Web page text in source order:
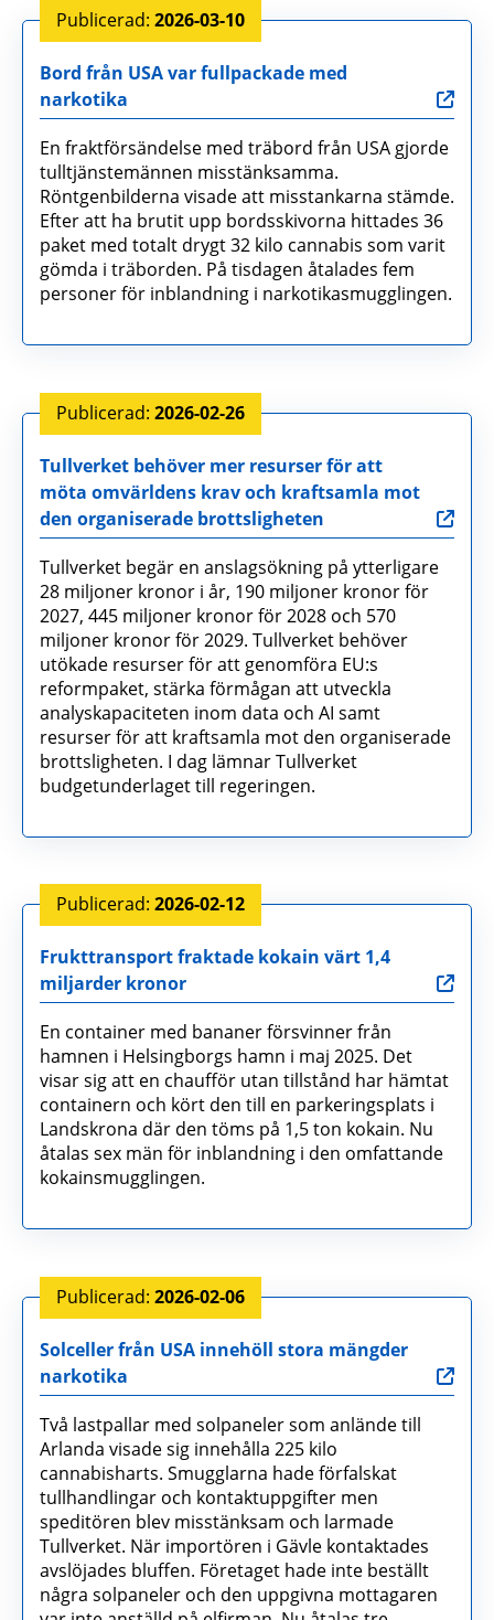
2026-03-10
Bord från USA var fullpackade med
narkotika
En fraktförsändelse med träbord från USA gjorde
tulltjänstemännen misstänksamma.
Röntgenbilderna visade att misstankarna stämde.
Efter att ha brutit upp bordsskivorna hittades 36
paket med totalt drygt 32 kilo cannabis som varit
gömda i träborden. På tisdagen åtalades fem
personer för inblandning i narkotikasmugglingen.
2026-02-26
Tullverket behöver mer resurser för att
möta omvärldens krav och kraftsamla mot
den organiserade brottsligheten
Tullverket begär en anslagsökning på ytterligare
28 miljoner kronor i år, 190 miljoner kronor för
2027, 445 miljoner kronor för 2028 och 570
miljoner kronor för 2029. Tullverket behöver
utökade resurser för att genomföra EU:s
reformpaket, stärka förmågan att utveckla
analyskapaciteten inom data och AI samt
resurser för att kraftsamla mot den organiserade
brottsligheten. I dag lämnar Tullverket
budgetunderlaget till regeringen.
2026-02-12
Frukttransport fraktade kokain värt 1,4
miljarder kronor
En container med bananer försvinner från
hamnen i Helsingborgs hamn i maj 2025. Det
visar sig att en chaufför utan tillstånd har hämtat
containern och kört den till en parkeringsplats i
Landskrona där den töms på 1,5 ton kokain. Nu
åtalas sex män för inblandning i den omfattande
kokainsmugglingen.
2026-02-06
Solceller från USA innehöll stora mängder
narkotika
Två lastpallar med solpaneler som anlände till
Arlanda visade sig innehålla 225 kilo
cannabisharts. Smugglarna hade förfalskat
tullhandlingar och kontaktuppgifter men
speditören blev misstänksam och larmade
Tullverket. När importören i Gävle kontaktades
avslöjades bluffen. Företaget hade inte beställt
några solpaneler och den uppgivna mottagaren